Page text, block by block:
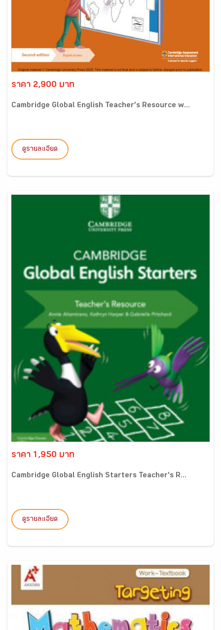
ราคา 2,900 บาท
Cambridge Global English Teacher’s Resource w...
ดูรายละเอียด
ราคา 1,950 บาท
Cambridge Global English Starters Teacher's R...
ดูรายละเอียด